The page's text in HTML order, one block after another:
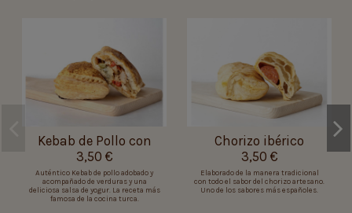
Kebab de Pollo con
Salsa de Yogur
3,50 €
Auténtico Kebab de pollo adobado y
acompañado de verduras y una
deliciosa salsa de yogur. La receta más
famosa de la cocina turca.
Chorizo ibérico
3,50 €
Elaborado de la manera tradicional
con todo el sabor del chorizo artesano.
Uno de los sabores más españoles.